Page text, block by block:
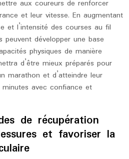
aux coureurs de renforcer
et leur vitesse. En augmentant
et l’intensité des courses au fil
peuvent développer une base
physiques de manière
d’être mieux préparés pour
marathon et d’atteindre leur
avec confiance et
de récupération
et favoriser la